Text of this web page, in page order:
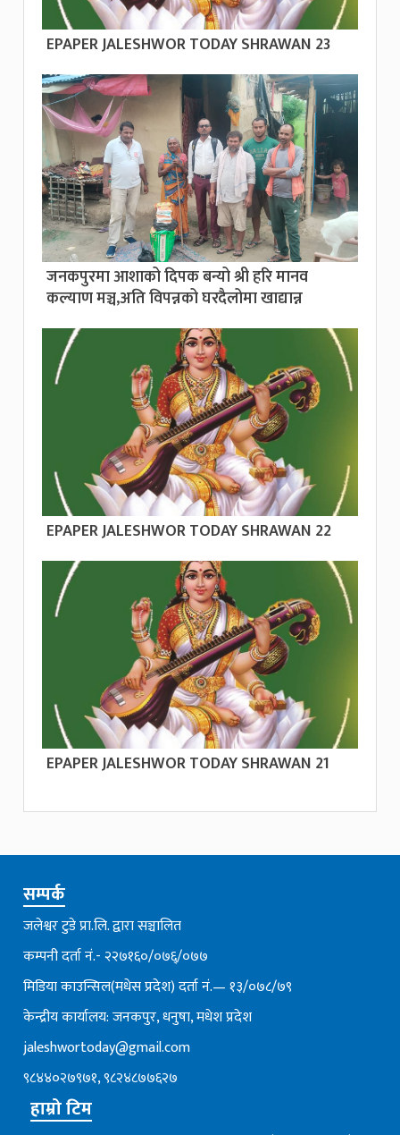
EPAPER JALESHWOR TODAY SHRAWAN 23
जनकपुरमा आशाको दिपक बन्यो श्री हरि मानव
कल्याण मञ्च,अति विपन्नको घरदैलोमा खाद्यान्न
EPAPER JALESHWOR TODAY SHRAWAN 22
EPAPER JALESHWOR TODAY SHRAWAN 21
सम्पर्क
जलेश्वर टुडे प्रा.लि. द्वारा सञ्चालित
कम्पनी दर्ता नं.- २२७१६०/०७६्/०७७
मिडिया काउन्सिल(मधेस प्रदेश) दर्ता नं.— १३/०७८/७९
केन्द्रीय कार्यालय: जनकपुर, धनुषा, मधेश प्रदेश
jaleshwortoday@gmail.com
९८४४०२७९७१, ९८२४८७७६२७
हाम्रो टिम